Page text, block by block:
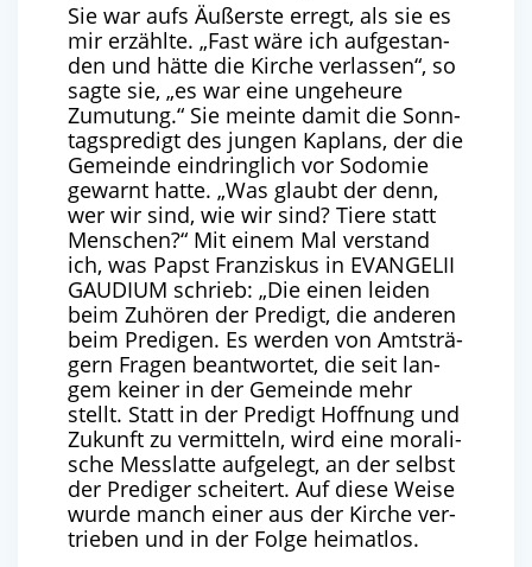
Sie war aufs Äußers­te erregt, als sie es
mir erzähl­te. ​ „Fast wäre ich auf­ge­stan­
den und hät­te die Kir­che ver­las­sen“, so
sag­te sie, ​ „es war eine unge­heu­re
Zumu­tung.“ Sie mein­te damit die Sonn­
tags­pre­digt des jun­gen Kaplans, der die
Gemein­de ein­dring­lich vor Sodo­mie
gewarnt hat­te. ​ „Was glaubt der denn,
wer wir sind, wie wir sind? Tie­re statt
Men­schen?“ Mit einem Mal ver­stand
ich, was Papst Fran­zis­kus in EVAN­GE­LII
GAU­DI­UM schrieb: ​ „Die einen lei­den
beim Zuhö­ren der Pre­digt, die ande­ren
beim Pre­di­gen. Es wer­den von Amts­trä­
gern Fra­gen beant­wor­tet, die seit lan­
gem kei­ner in der Gemein­de mehr
stellt. Statt in der Pre­digt Hoff­nung und
Zukunft zu ver­mit­teln, wird eine mora­li­
sche Mess­lat­te auf­ge­legt, an der selbst
der Pre­di­ger schei­tert. Auf die­se Wei­se
wur­de manch einer aus der Kir­che ver­
trie­ben und in der Fol­ge heimatlos.